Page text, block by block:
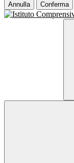
Annulla Conferma